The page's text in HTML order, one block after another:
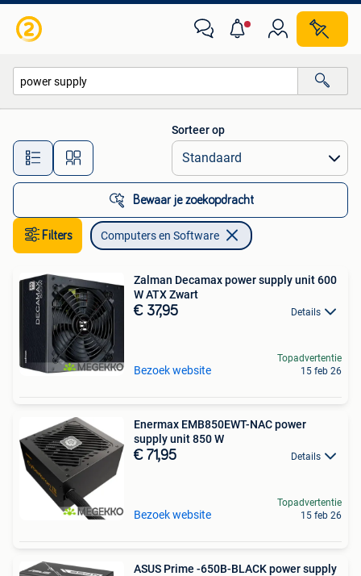
Alle afstanden…
Sorteer op
Bewaar je zoekopdracht
Filters Computers en Software
Zalman Decamax power supply unit 600
W ATX Zwart
€ 37,95 Details
Bezoek website
Topadvertentie
15 feb 26
Enermax EMB850EWT-NAC power
supply unit 850 W
€ 71,95 Details
Bezoek website
Topadvertentie
15 feb 26
ASUS Prime -650B-BLACK power supply